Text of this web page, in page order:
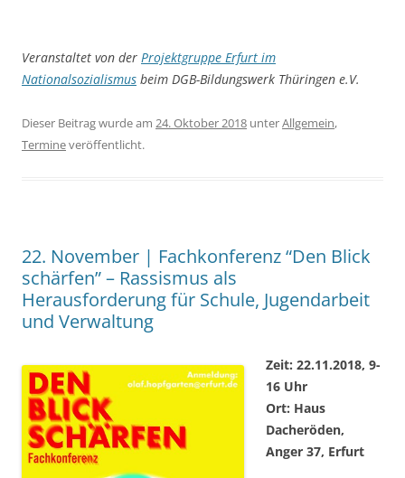
Veranstaltet von der Projektgruppe Erfurt im
Nationalsozialismus beim DGB-Bildungswerk Thüringen e.V.
Dieser Beitrag wurde am 24. Oktober 2018 unterAllgemein,
Termineveröffentlicht.
22. November | Fachkonferenz “Den Blick
schärfen” – Rassismus als
Herausforderung für Schule, Jugendarbeit
und Verwaltung
Zeit: 22.11.2018, 9-
16 Uhr
Ort: Haus
Dacheröden,
Anger 37, Erfurt